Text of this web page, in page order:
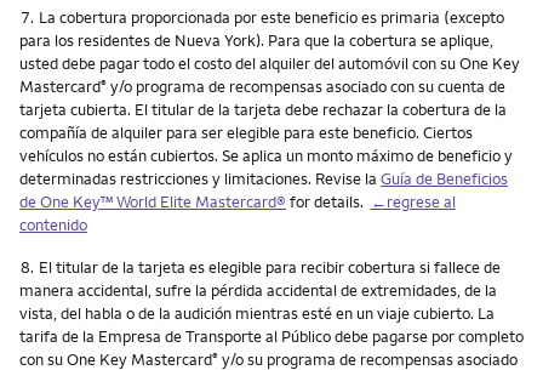
Nota
7. La cobertura proporcionada por este beneficio es primaria (excepto
para los residentes de Nueva York). Para que la cobertura se aplique,
usted debe pagar todo el costo del alquiler del automóvil con su One Key
Mastercard® y/o programa de recompensas asociado con su cuenta de
tarjeta cubierta. El titular de la tarjeta debe rechazar la cobertura de la
compañía de alquiler para ser elegible para este beneficio. Ciertos
vehículos no están cubiertos. Se aplica un monto máximo de beneficio y
determinadas restricciones y limitaciones. Revise la Guía de Beneficios
de One Key™ World Elite Mastercard® for details. ←regrese al
contenido
Nota
8. El titular de la tarjeta es elegible para recibir cobertura si fallece de
manera accidental, sufre la pérdida accidental de extremidades, de la
vista, del habla o de la audición mientras esté en un viaje cubierto. La
tarifa de la Empresa de Transporte al Público debe pagarse por completo
con su One Key Mastercard® y/o su programa de recompensas asociado